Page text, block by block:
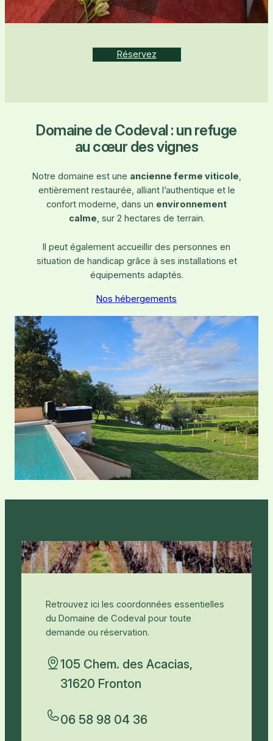
Réservez
Domaine de Codeval : un refuge
au cœur des vignes
Notre domaine est une ancienne ferme viticole,
entièrement restaurée, alliant l’authentique et le
confort moderne, dans un environnement
calme, sur 2 hectares de terrain.
Il peut également accueillir des personnes en
situation de handicap grâce à ses installations et
équipements adaptés.
Nos hébergements
Retrouvez ici les coordonnées essentielles
du Domaine de Codeval pour toute
demande ou réservation.
105 Chem. des Acacias,
31620 Fronton
06 58 98 04 36